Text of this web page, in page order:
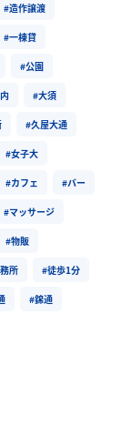
#造作譲渡
#一棟貸
#公園
#大須
#久屋大通
#女子大
#カフェ #バー
#マッサージ
#物販
所 #徒歩1分
#錦通